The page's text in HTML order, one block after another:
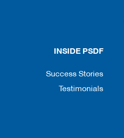
INSIDE PSDF
Success Stories
Testimonials